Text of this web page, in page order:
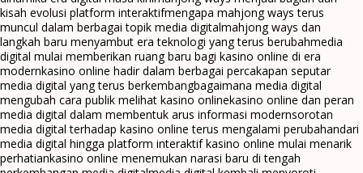
kisah evolusi platform interaktifmengapa mahjong ways terus
muncul dalam berbagai topik media digitalmahjong ways dan
langkah baru menyambut era teknologi yang terus berubahmedia
digital mulai memberikan ruang baru bagi kasino online di era
modernkasino online hadir dalam berbagai percakapan seputar
media digital yang terus berkembangbagaimana media digital
mengubah cara publik melihat kasino onlinekasino online dan peran
media digital dalam membentuk arus informasi modernsorotan
media digital terhadap kasino online terus mengalami perubahandari
media digital hingga platform interaktif kasino online mulai menarik
perhatiankasino online menemukan narasi baru di tengah